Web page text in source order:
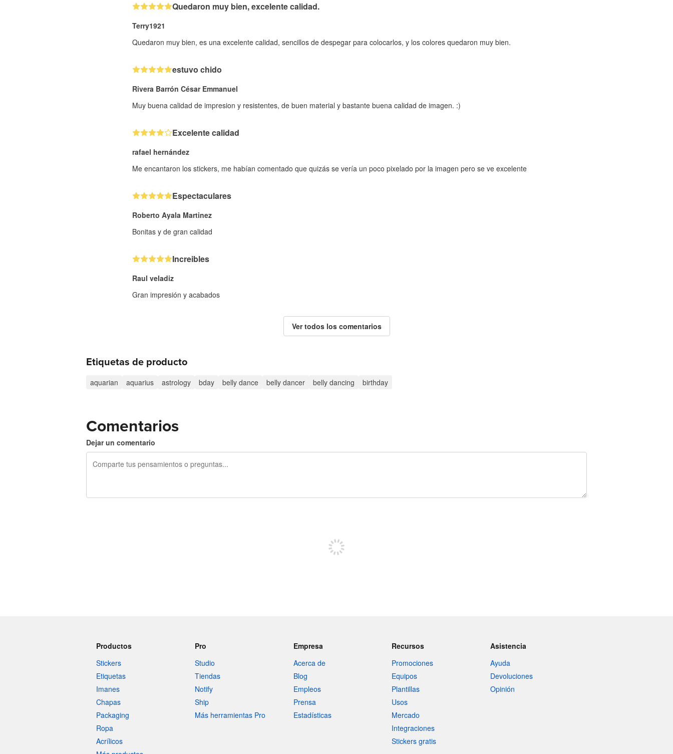
Quedaron muy bien, excelente calidad.
Terry1921
Quedaron muy bien, es una excelente calidad, sencillos de despegar para colocarlos, y los colores quedaron muy bien.
estuvo chido
Rivera Barrón César Emmanuel
Muy buena calidad de impresion y resistentes, de buen material y bastante buena calidad de imagen. :)
Excelente calidad
rafael hernández
Me encantaron los stickers, me habían comentado que quizás se vería un poco pixelado por la imagen pero se ve excelente
Espectaculares
Roberto Ayala Martinez
Bonitas y de gran calidad
Increibles
Raul veladiz
Gran impresión y acabados
Ver todos los comentarios
Etiquetas de producto
aquarian aquarius astrology bday belly dance belly dancer belly dancing birthday
Comentarios
Dejar un comentario
Productos
Stickers
Etiquetas
Imanes
Chapas
Packaging
Ropa
Acrílicos
Pro
Studio
Tiendas
Notify
Ship
Más herramientas Pro
Empresa
Acerca de
Blog
Empleos
Prensa
Estadísticas
Recursos
Promociones
Equipos
Plantillas
Usos
Mercado
Integraciones
Stickers gratis
Asistencia
Ayuda
Devoluciones
Opinión